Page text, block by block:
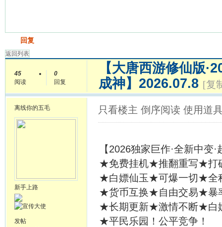
回复
返回列表
45
阅读
0
回复
【大唐西游修仙版
成神】2026.07.8 [复
离线你的五毛
新手上路
发帖
只看楼主 倒序阅读 使用道
【2026独家巨作·全新中变
★免费挂机★推翻重写★打
★白嫖仙玉★可爆一切★全
★货币互换★自由交易★暴
★长期更新★激情不断★白
★平民乐园！公平竞争！